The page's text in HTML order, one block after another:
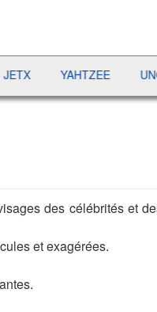
YAHTZEE UNO
des célébrités et
et exagérées.